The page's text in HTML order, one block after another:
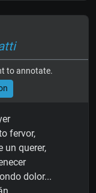
to annotate.
fervor,
un querer,
dolor...